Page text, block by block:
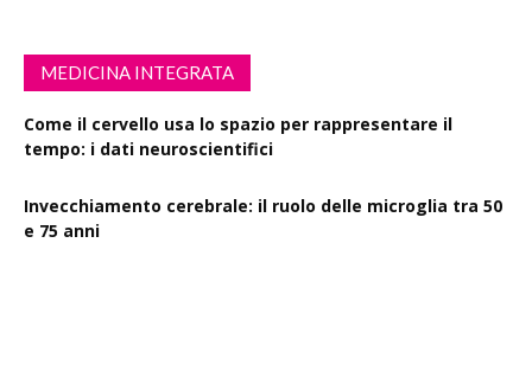
MEDICINA INTEGRATA
Come il cervello usa lo spazio per rappresentare il
tempo: i dati neuroscientifici
Invecchiamento cerebrale: il ruolo delle microglia tra 50
e 75 anni